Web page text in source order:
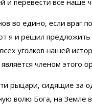
во едино, если враг
я и решил
уголков нашей
членом этого
рыцари, сидящие за
волю Бога, на Земле